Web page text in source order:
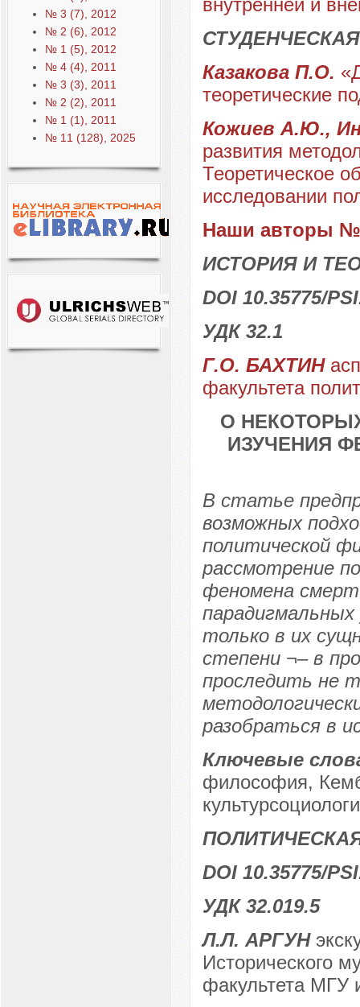
№ 3 (7), 2012
№ 2 (6), 2012
№ 1 (5), 2012
№ 4 (4), 2011
№ 3 (3), 2011
№ 2 (2), 2011
№ 1 (1), 2011
№ 11 (128), 2025
внутренней и
Казакова П.О.
теоретические
Кожиев А.Ю.,
развития
Теоретическое
исследовании
Наши авторы №
ИСТОРИЯ И
DOI 10.35775/
УДК 32.1
Г.О. БАХТИН
факультета
О
ИЗУЧЕНИЯ
В статье
возможных
политической
рассмотрение
феномена
только в их
степени ¬– в
проследить не
разобраться в
Ключевые
философия,
DOI 10.35775/
УДК 32.019.5
Л.Л. АРГУН
Исторического
факультета МГУ